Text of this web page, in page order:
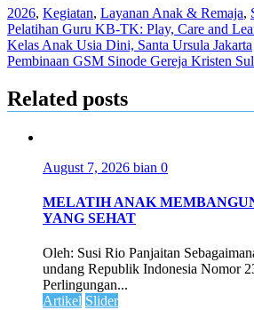
2026, Kegiatan, Layanan Anak & Remaja,
Post
navigation
Pelatihan Guru KB-TK: Play, Care and
Kelas Anak Usia Dini, Santa Ursula Jakarta
Pembinaan GSM Sinode Gereja Kristen
Related posts
August 7, 2026 bian 0
MELATIH ANAK
YANG SEHAT
Oleh: Susi Rio Panjaitan
undang Republik Indonesia Nomor
Perlingungan...
Artikel Slider